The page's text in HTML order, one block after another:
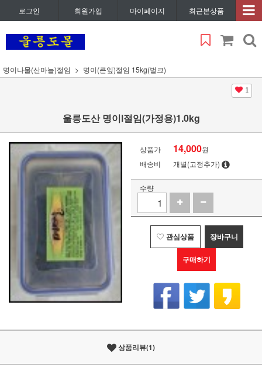
로그인 회원가입 마이페이지 최근본상품
명이나물(산마늘)절임 명이(큰잎)절임 15kg(벌크)
1
울릉도산 명이l절임(가정용)1.0kg
상품가 14,000원
배송비
개별(고정추가)
수량
관심상품 장바구니
구매하기
상품리뷰(1)